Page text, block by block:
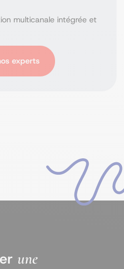
multicanale intégrée et
experts
une